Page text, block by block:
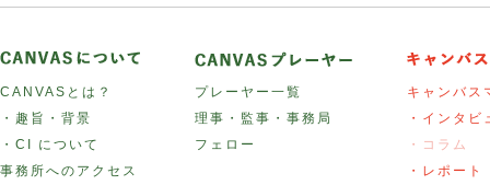
CANVASとは？
・趣旨・背景
・CI について
事務所へのアクセス
プレーヤー一覧
理事・監事・事務局
フェロー
キャンバス
・インタビ
・コラム
・レポート